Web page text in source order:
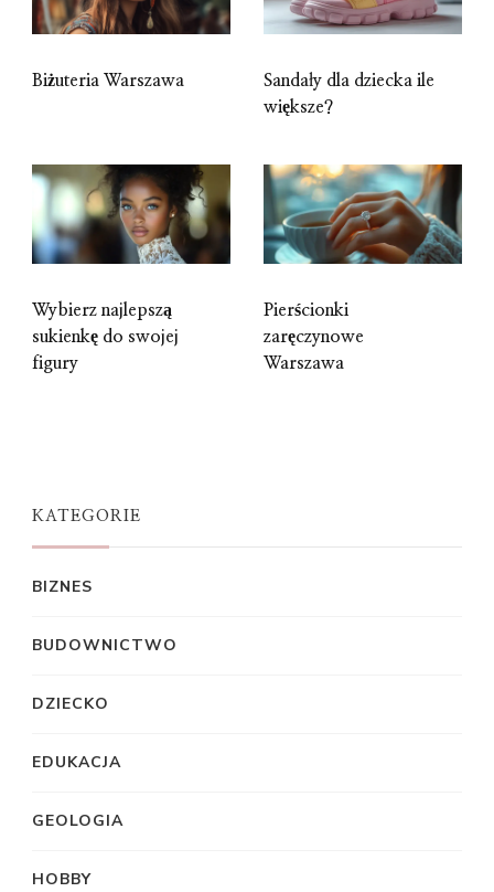
Biżuteria Warszawa
Sandały dla dziecka ile
większe?
Wybierz najlepszą
sukienkę do swojej
figury
Pierścionki
zaręczynowe
Warszawa
KATEGORIE
BIZNES
BUDOWNICTWO
DZIECKO
EDUKACJA
GEOLOGIA
HOBBY